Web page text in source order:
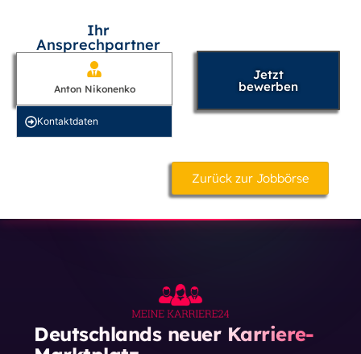
Ihr
Ansprechpartner
Anton Nikonenko
Kontakt­daten
Jetzt
bewerben
Zurück zur Jobbörse
Deutschlands neuer Karriere-